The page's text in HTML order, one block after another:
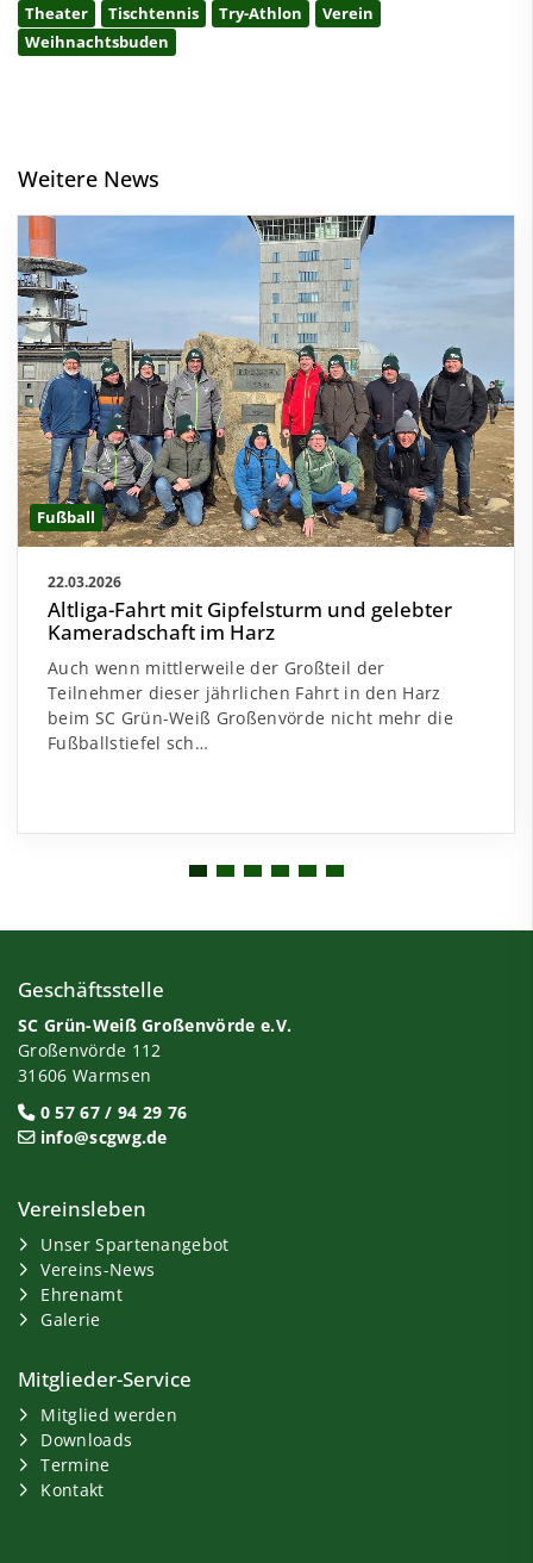
Theater
Tischtennis Try-Athlon
Verein
Weihnachtsbuden
Weitere News
Fußball
22.03.2026
Altliga-Fahrt mit Gipfelsturm und gelebter
Kameradschaft im Harz
Auch wenn mittlerweile der Großteil der
Teilnehmer dieser jährlichen Fahrt in den Harz
beim SC Grün-Weiß Großenvörde nicht mehr die
Fußballstiefel sch…
Geschäftsstelle
SC Grün-Weiß Großenvörde e.V.
Großenvörde 112
31606 Warmsen
0 57 67 / 94 29 76
info@scgwg.de
Vereinsleben
Unser Spartenangebot
Vereins-News
Ehrenamt
Galerie
Mitglieder-Service
Mitglied werden
Downloads
Termine
Kontakt